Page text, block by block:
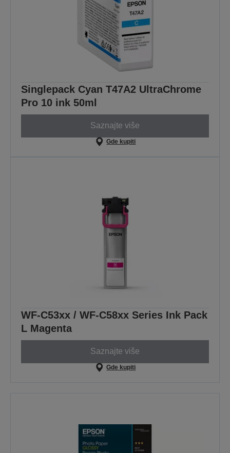
Singlepack Cyan T47A2 UltraChrome
Pro 10 ink 50ml
Saznajte više
Gde kupiti
WF-C53xx / WF-C58xx Series Ink Pack
L Magenta
Saznajte više
Gde kupiti